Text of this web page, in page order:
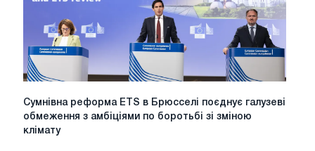
витрати
регіональні
відмінності
Сумнівна
реформа
ETS
Сумнівна реформа ETS в Брюсселі поєднує галузеві
обмеження з амбіціями по боротьбі зі зміною
клімату